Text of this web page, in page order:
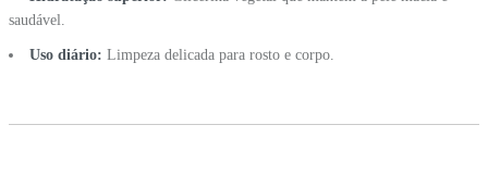
saudável.
Uso diário: Limpeza delicada para rosto e corpo.